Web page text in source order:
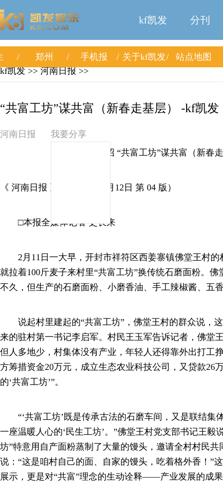
kf凯发 分刊
郑州 手机报 关于kf凯发
站点地图
kf凯发 >> 河南日报 >>
“共富工坊”谋共富（新春走基层） -kf凯发
河南日报
我要分享
致富有招 “共富工坊”谋共富（新春
《 河南日报 》（ 2026年02月12日 第 04 版）
□本报全媒体记者 史长来
2月11日一大早，开封市祥符区西姜寨镇佛堂王村的
就拉着100斤麦子来村里“共富工坊”换传统石磨面粉。佛
不久，但生产的石磨面粉、小磨香油、手工辣椒酱、五
说起村里建起的“共富工坊”，佛堂王村的群众说，
来的驻村第一书记李启军。村民王玉军告诉记者，佛堂
但人多地少，村集体没有产业，年轻人还得靠外出打工
方筹措资金20万元，成立生态农业科技公司，又贷款26
的‘共富工坊’”。
“‘共富工坊’既是传承古法的石磨车间，又是联结集
一座温暖人心的‘民生工坊’。”佛堂王村党支部书记王毅
坊”特意用自产面粉蒸制了大量的馒头，邀请全村村民
说：“这是咱村自己的面、自家的馒头，吃着格外香！”
展示，更是对“共富”理念的生动诠释——产业发展的成